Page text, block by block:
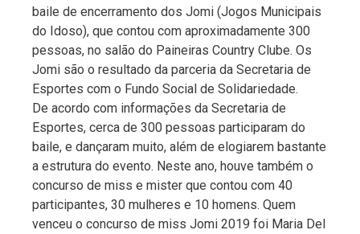
baile de encerramento dos Jomi (Jogos Municipais
do Idoso), que contou com aproximadamente 300
pessoas, no salão do Paineiras Country Clube. Os
Jomi são o resultado da parceria da Secretaria de
Esportes com o Fundo Social de Solidariedade.
De acordo com informações da Secretaria de
Esportes, cerca de 300 pessoas participaram do
baile, e dançaram muito, além de elogiarem bastante
a estrutura do evento. Neste ano, houve também o
concurso de miss e mister que contou com 40
participantes, 30 mulheres e 10 homens. Quem
venceu o concurso de miss Jomi 2019 foi Maria Del